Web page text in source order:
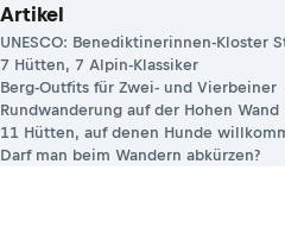
Artikel
UNESCO: Benediktinerinnen-Kloster
7 Hütten, 7 Alpin-Klassiker
Berg-Outfits für Zwei- und Vierbeiner
Rundwanderung auf der Hohen Wand
11 Hütten, auf denen Hunde
Darf man beim Wandern abkürzen?